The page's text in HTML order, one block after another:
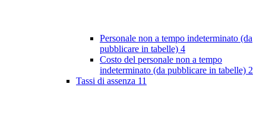
Personale non a tempo indeterminato (da
pubblicare in tabelle) 4
Costo del personale non a tempo
indeterminato (da pubblicare in tabelle) 2
Tassi di assenza 11